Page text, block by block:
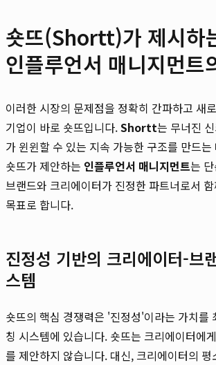
숏뜨(Shortt)가 제시하
인플루언서 매니지먼트
이러한 시장의 문제점을 정확히 간파하고 새
기업이 바로 숏뜨입니다.Shortt는 무너진
가 윈윈할 수 있는 지속 가능한 구조를 만드
숏뜨가 제안하는 인플루언서 매니지먼트는
브랜드와 크리에이터가 진정한 파트너로서
목표로 합니다.
진정성 기반의 크리에이터-브
스템
숏뜨의 핵심 경쟁력은 '진정성'이라는 가치를
칭 시스템에 있습니다. 숏뜨는 크리에이터에
를 제안하지 않습니다. 대신, 크리에이터의 평